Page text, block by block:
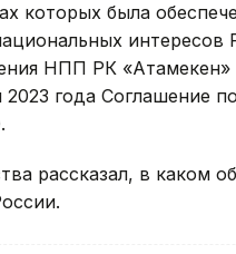
которых была
НПП РК «Атамекен»
2023 года
рассказал, в каком